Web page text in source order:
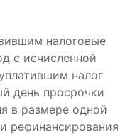
налоговые
с исчисленной
налог
день просрочки
в размере одной
рефинансирования